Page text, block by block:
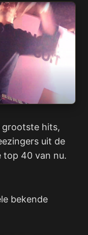
grootste hits,
uit de
top 40 van nu.
bekende